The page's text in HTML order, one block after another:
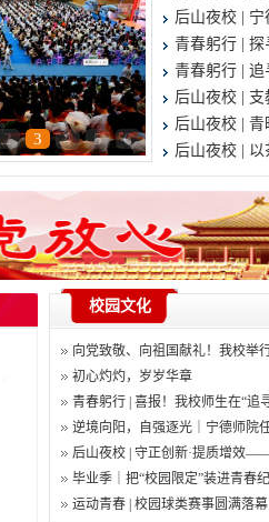
2 3 4 5 6
后山夜校 |
青春躬行 |
青春躬行 |
后山夜校 |
后山夜校 |
后山夜校 |
校园文化
向党致敬、向祖国献礼！我校举
初心灼灼，岁岁华章
青春躬行 | 喜报！我校师生在“追
逆境向阳，自强逐光｜宁德师院
后山夜校 | 守正创新·提质增效
毕业季｜把“校园限定”装进青春
运动青春 | 校园球类赛事圆满落